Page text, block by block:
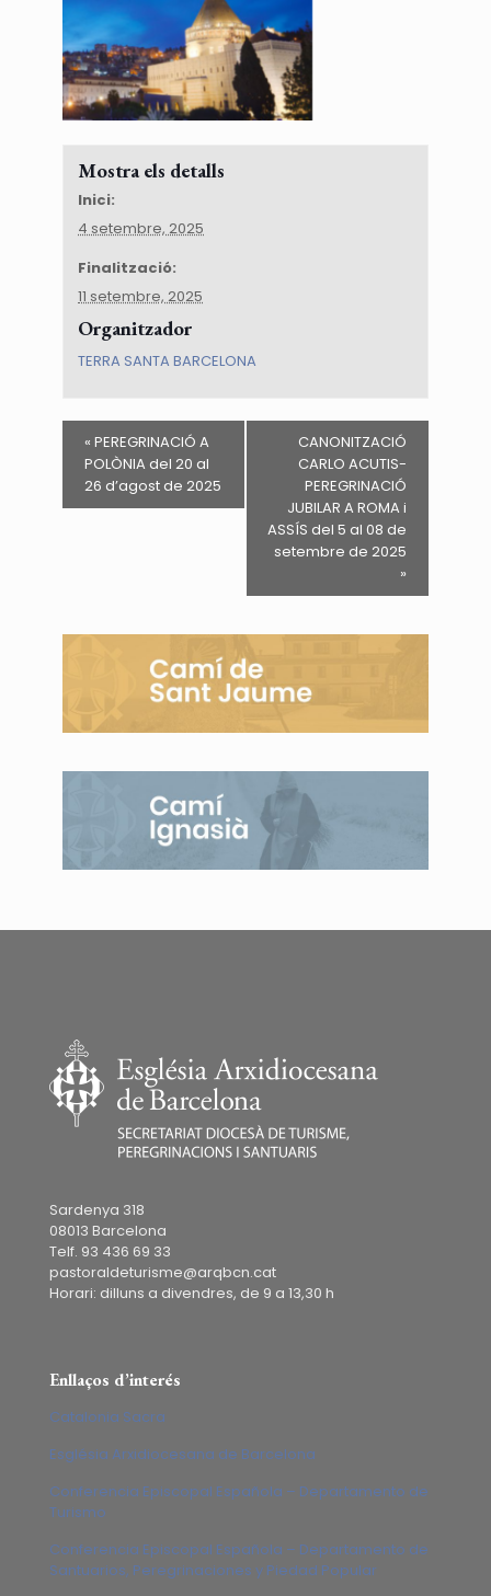
Mostra els detalls
Inici:
4 setembre, 2025
Finalització:
11 setembre, 2025
Organitzador
TERRA SANTA BARCELONA
« PEREGRINACIÓ A
POLÒNIA del 20 al
26 d’agost de 2025
CANONITZACIÓ
CARLO ACUTIS-
PEREGRINACIÓ
JUBILAR A ROMA i
ASSÍS del 5 al 08 de
setembre de 2025
»
Sardenya 318
08013 Barcelona
Telf. 93 436 69 33
pastoraldeturisme@arqbcn.cat
Horari: dilluns a divendres, de 9 a 13,30 h
Enllaços d’interés
Catalonia Sacra
Església Arxidiocesana de Barcelona
Conferencia Episcopal Española – Departamento de
Turismo
Conferencia Episcopal Española – Departamento de
Santuarios, Peregrinaciones y Piedad Popular